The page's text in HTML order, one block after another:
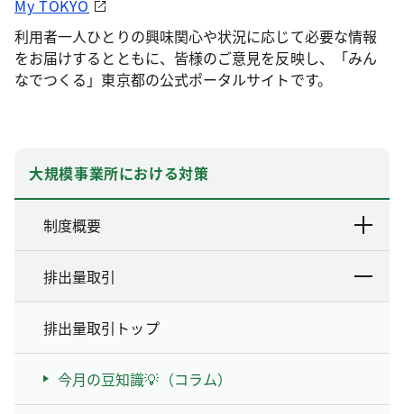
My TOKYO
利用者一人ひとりの興味関心や状況に応じて必要な情報
をお届けするとともに、皆様のご意見を反映し、「みん
なでつくる」東京都の公式ポータルサイトです。
大規模事業所における対策
制度概要
排出量取引
排出量取引トップ
今月の豆知識💡（コラム）